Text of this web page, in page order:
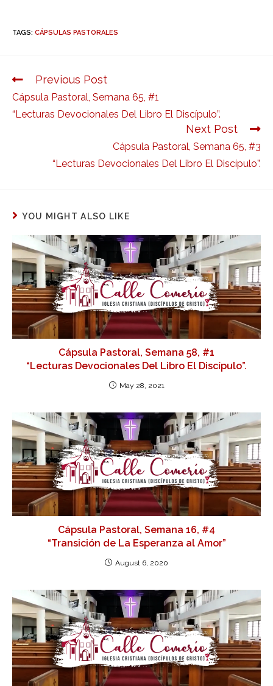
TAGS: CÁPSULAS PASTORALES
Previous Post
Cápsula Pastoral, Semana 65, #1
“Lecturas Devocionales Del Libro El Discípulo”.
Next Post
Cápsula Pastoral, Semana 65, #3
“Lecturas Devocionales Del Libro El Discípulo”.
YOU MIGHT ALSO LIKE
Cápsula Pastoral, Semana 58, #1
“Lecturas Devocionales Del Libro El Discípulo”.
May 28, 2021
Cápsula Pastoral, Semana 16, #4
“Transición de La Esperanza al Amor”
August 6, 2020